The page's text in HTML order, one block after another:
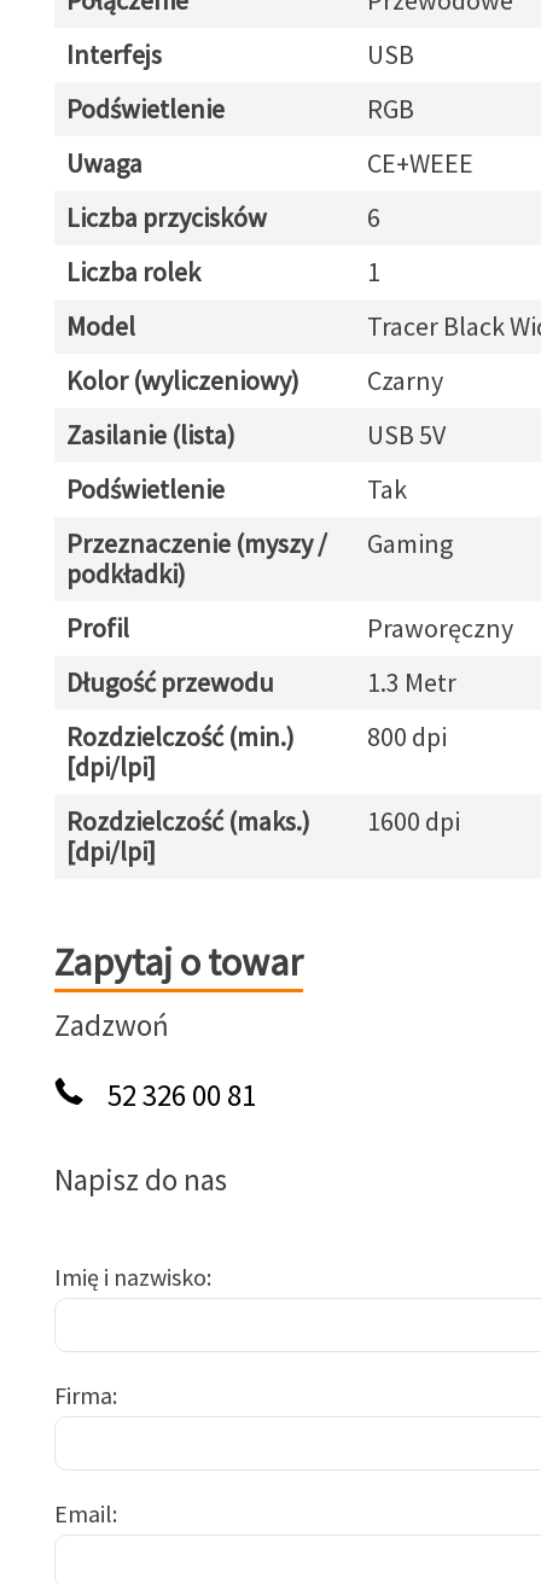
Interfejs
USB
Podświetlenie
RGB
Uwaga
CE+WEEE
Liczba przycisków
6
Liczba rolek
1
Model
Tracer Black
Kolor (wyliczeniowy)
Czarny
Zasilanie (lista)
USB 5V
Podświetlenie
Tak
Przeznaczenie (myszy /
podkładki)
Gaming
Profil
Praworęczny
Długość przewodu
1.3 Metr
Rozdzielczość (min.)
[dpi/lpi]
800 dpi
Rozdzielczość (maks.)
[dpi/lpi]
1600 dpi
Zapytaj o towar
Zapytaj o towar
Zadzwoń
52 326 00 81
Napisz do nas
Imię i nazwisko
Firma
Email